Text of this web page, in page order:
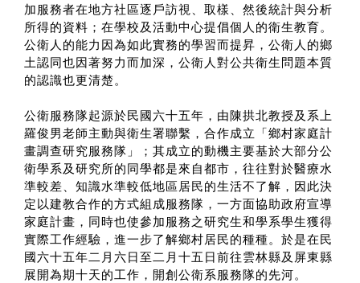
加服務者在地方社區逐戶訪視、取樣、然後統計與分析
所得的資料；在學校及活動中心提倡個人的衛生教育。
公衛人的能力因為如此實務的學習而提昇，公衛人的鄉
土認同也因著努力而加深，公衛人對公共衛生問題本質
的認識也更清楚。
公衛服務隊起源於民國六十五年，由陳拱北教授及系上
羅俊男老師主動與衛生署聯繫，合作成立「鄉村家庭計
畫調查研究服務隊」；其成立的動機主要基於大部分公
衛學系及研究所的同學都是來自都市，往往對於醫療水
準較差、知識水準較低地區居民的生活不了解，因此決
定以建教合作的方式組成服務隊，一方面協助政府宣導
家庭計畫，同時也使參加服務之研究生和學系學生獲得
實際工作經驗，進一步了解鄉村居民的種種。於是在民
國六十五年二月六日至二月十五日前往雲林縣及屏東縣
展開為期十天的工作，開創公衛系服務隊的先河。